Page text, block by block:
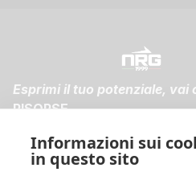
Esprimi il tuo potenziale, vai
RISORSE
Spedizioni e Resi
Diventa membro
Informazioni sui
in questo sito